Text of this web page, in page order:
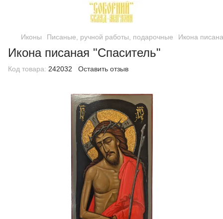
Иконы Писаные, ручной работы, подарочные Икона
Икона писаная "Спаситель"
Код товара: 242032 Оставить отзыв